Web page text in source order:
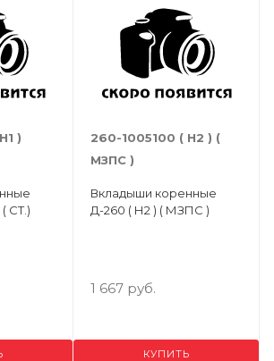
)
СТ.)
260-1005100 ( Н2 ) (
МЗПС )
Вкладыши коренные
Д-260 ( Н2 ) ( МЗПС )
1 667 руб.
КУПИТЬ